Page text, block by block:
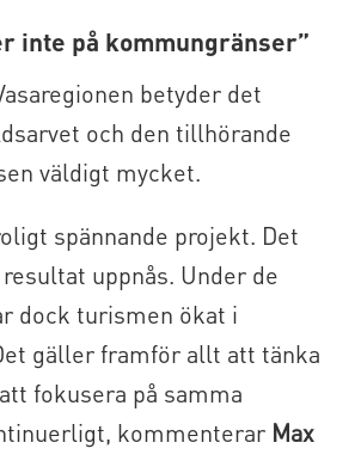
inte på kommungränser”
betyder det
och den tillhörande
väldigt mycket.
spännande projekt. Det
uppnås. Under de
dock turismen ökat i
gäller framför allt att tänka
fokusera på samma
kommenterar Max